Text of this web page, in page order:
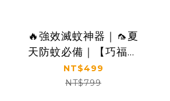
🔥強效滅蚊神器｜🦟夏
天防蚊必備｜【巧福】
充電式電蚊拍UC-
723(電蚊拍+捕蚊燈
NT$499
NT$799